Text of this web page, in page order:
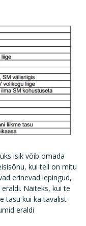
isik võib omada
kui teil on mitu
erinevad lepingud,
Näiteks, kui te
tasu kui ka tavalist
eraldi